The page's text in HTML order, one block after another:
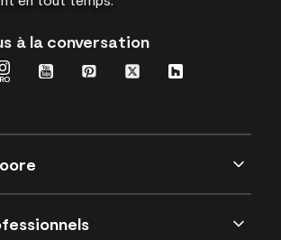
à la conversation